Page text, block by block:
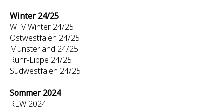
Winter 24/25
WTV Winter 24/25
Ostwestfalen 24/25
Münsterland 24/25
Ruhr-Lippe 24/25
Südwestfalen 24/25
Sommer 2024
RLW 2024